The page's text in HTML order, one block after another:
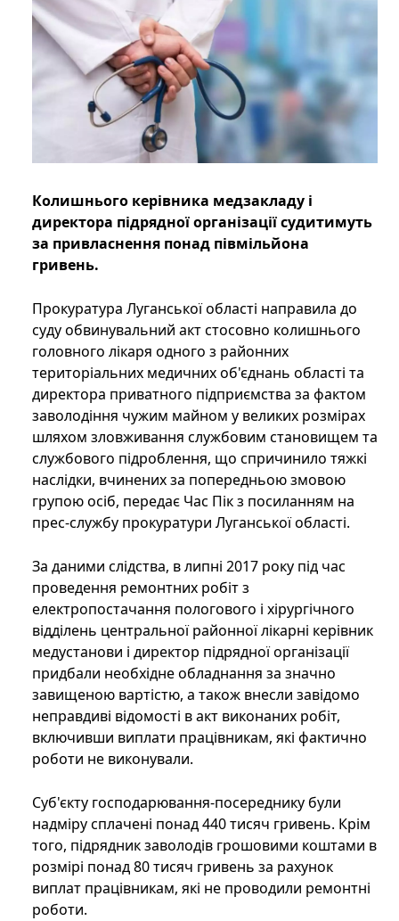
Колишнього керівника медзакладу і
директора підрядної організації судитимуть
за привласнення понад півмільйона
гривень.
Прокуратура Луганської області направила до
суду обвинувальний акт стосовно колишнього
головного лікаря одного з районних
територіальних медичних об'єднань області та
директора приватного підприємства за фактом
заволодіння чужим майном у великих розмірах
шляхом зловживання службовим становищем та
службового підроблення, що спричинило тяжкі
наслідки, вчинених за попередньою змовою
групою осіб, передає Час Пік з посиланням на
прес-службу прокуратури Луганської області.
За даними слідства, в липні 2017 року під час
проведення ремонтних робіт з
електропостачання пологового і хірургічного
відділень центральної районної лікарні керівник
медустанови і директор підрядної організації
придбали необхідне обладнання за значно
завищеною вартістю, а також внесли завідомо
неправдиві відомості в акт виконаних робіт,
включивши виплати працівникам, які фактично
роботи не виконували.
Суб'єкту господарювання-посереднику були
надміру сплачені понад 440 тисяч гривень. Крім
того, підрядник заволодів грошовими коштами в
розмірі понад 80 тисяч гривень за рахунок
виплат працівникам, які не проводили ремонтні
роботи.